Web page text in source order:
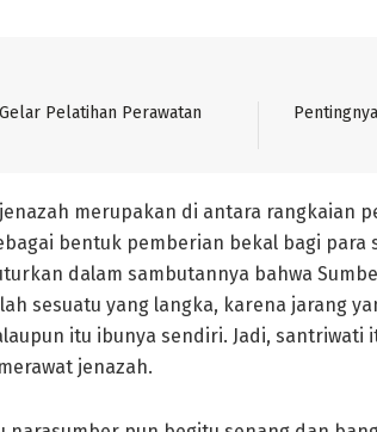
Pelatihan Perawatan
merupakan di antara rangkaian
bentuk pemberian bekal bagi
dalam sambutannya bahwa
sesuatu yang langka, karena jarang
itu ibunya sendiri. Jadi,
jenazah.